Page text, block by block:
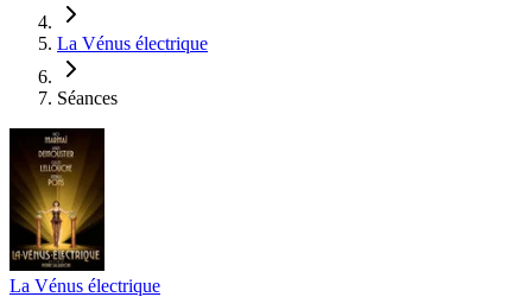
La Vénus électrique
Séances
La Vénus électrique